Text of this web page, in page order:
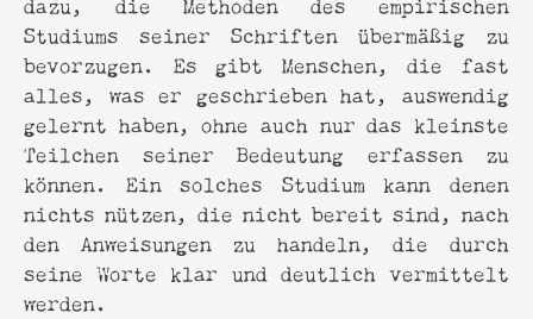
Studiums seiner Schriften übermäßig zu
bevorzugen. Es gibt Menschen, die fast
alles, was er geschrieben hat, auswendig
gelernt haben, ohne auch nur das kleinste
Teilchen seiner Bedeutung erfassen zu
können. Ein solches Studium kann denen
nichts nützen, die nicht bereit sind, nach
den Anweisungen zu handeln, die durch
seine Worte klar und deutlich vermittelt
werden.